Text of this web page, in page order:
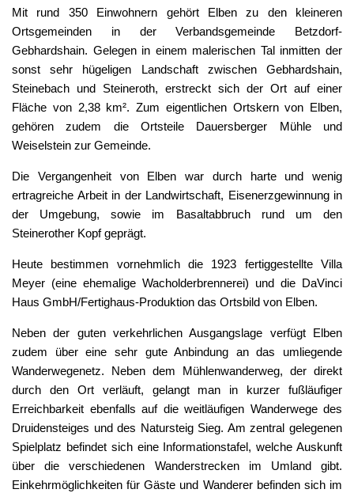
Mit rund 350 Einwohnern gehört Elben zu den kleineren
Ortsgemeinden in der Verbandsgemeinde Betzdorf-
Gebhardshain. Gelegen in einem malerischen Tal inmitten der
sonst sehr hügeligen Landschaft zwischen Gebhardshain,
Steinebach und Steineroth, erstreckt sich der Ort auf einer
Fläche von 2,38 km². Zum eigentlichen Ortskern von Elben,
gehören zudem die Ortsteile Dauersberger Mühle und
Weiselstein zur Gemeinde.
Die Vergangenheit von Elben war durch harte und wenig
ertragreiche Arbeit in der Landwirtschaft, Eisenerzgewinnung in
der Umgebung, sowie im Basaltabbruch rund um den
Steinerother Kopf geprägt.
Heute bestimmen vornehmlich die 1923 fertiggestellte Villa
Meyer (eine ehemalige Wacholderbrennerei) und die DaVinci
Haus GmbH/Fertighaus-Produktion das Ortsbild von Elben.
Neben der guten verkehrlichen Ausgangslage verfügt Elben
zudem über eine sehr gute Anbindung an das umliegende
Wanderwegenetz. Neben dem Mühlenwanderweg, der direkt
durch den Ort verläuft, gelangt man in kurzer fußläufiger
Erreichbarkeit ebenfalls auf die weitläufigen Wanderwege des
Druidensteiges und des Natursteig Sieg. Am zentral gelegenen
Spielplatz befindet sich eine Informationstafel, welche Auskunft
über die verschiedenen Wanderstrecken im Umland gibt.
Einkehrmöglichkeiten für Gäste und Wanderer befinden sich im